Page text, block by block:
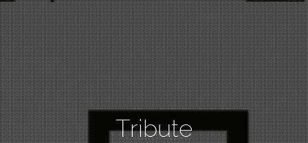
Tribute